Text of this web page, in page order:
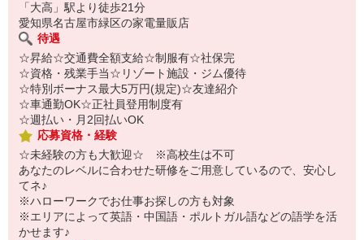
「大高」駅より徒歩21分
愛知県名古屋市緑区の家電量販店
待遇
☆昇給☆交通費全額支給☆制服有☆社保完
☆資格・残業手当☆リゾート施設・ジム優待
☆特別ボーナス最大5万円(規定)☆友達紹介
☆車通勤OK☆正社員登用制度有
☆週払い・月2回払いOK
応募資格・経験
☆未経験の方も大歓迎☆ ※高校生は不可
あなたのレベルに合わせた研修をご用意しているので、安心し
てネ♪
※ハローワークでお仕事お探しの方も対象
※エリアによって英語・中国語・ポルトガル語などの語学を活
かせます♪